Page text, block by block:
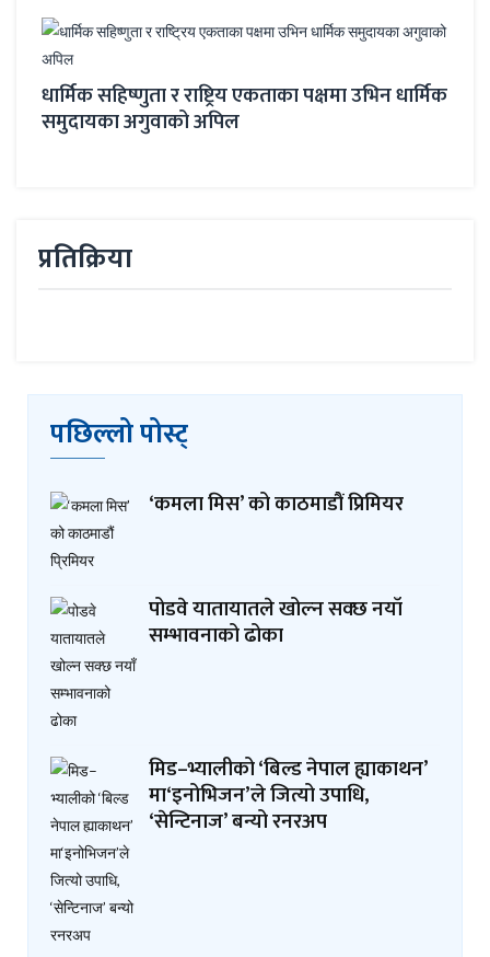
सहिष्णुता र राष्ट्रिय एकताका पक्षमा उभिन धार्मिक
अगुवाको अपिल
प्रतिक्रिया
पछिल्लो पोस्ट्
‘कमला मिस’ को काठमाडौं प्रिमियर
पोडवे यातायातले खोल्न सक्छ नयाँ
सम्भावनाको ढोका
मिड–भ्यालीको ‘बिल्ड नेपाल ह्याकाथन’
मा‘इनोभिजन’ले जित्यो उपाधि,
‘सेन्टिनाज’ बन्यो रनरअप